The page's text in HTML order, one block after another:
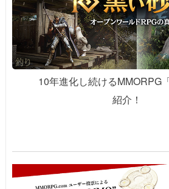
10年進化し続けるMMORPG「
紹介！